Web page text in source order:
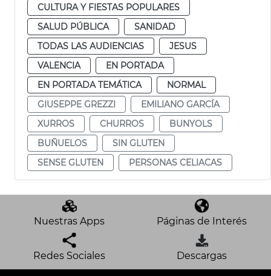
CULTURA Y FIESTAS POPULARES
SALUD PÚBLICA
SANIDAD
TODAS LAS AUDIENCIAS
JESUS
VALENCIA
EN PORTADA
EN PORTADA TEMÁTICA
NORMAL
GIUSEPPE GREZZI
EMILIANO GARCÍA
XURROS
CHURROS
BUNYOLS
BUÑUELOS
SIN GLUTEN
SENSE GLUTEN
PERSONAS CELIACAS
Nuestras Apps Páginas de Interés
Redes Sociales Descargas